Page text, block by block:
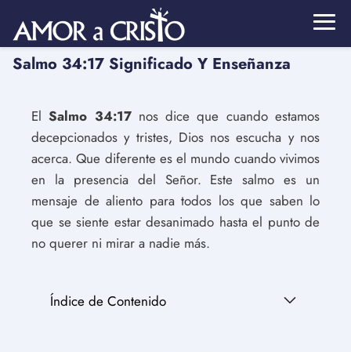
Salmo 34:17 Significado Y Enseñanza
ElSalmo 34:17nos dice que cuando estamos
decepcionados y tristes, Dios nos escucha y nos
acerca. Que diferente es el mundo cuando vivimos
en la presencia del Señor. Este salmo es un
mensaje de aliento para todos los que saben lo
que se siente estar desanimado hasta el punto de
no querer ni mirar a nadie más.
Índice de Contenido